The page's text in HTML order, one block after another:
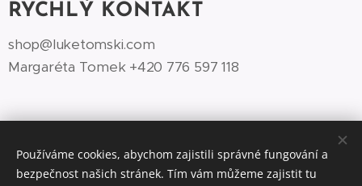
RYCHLÝ KONTAKT
shop@luketomski.com
Margaréta Tomek +420 776 597 118‬
©Luke Tomski illustrationshop.cz 2026 Cookies
Používáme cookies, abychom zajistili správné fungování a
bezpečnost našich stránek. Tím vám můžeme zajistit tu